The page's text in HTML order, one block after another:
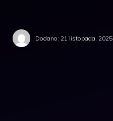
Dodano: 21 listopada, 2025